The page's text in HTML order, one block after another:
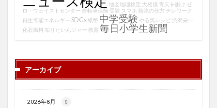
地図地理検定 大相撲 青天を衝け ゼ
ロ・ウェイストセンター 自転車保険 受験 スマホ 勉強の仕方 テレワーク
再生可能エネルギー SDGs紙幣 中学受験 やる気レシピ 渋沢栄一
化石燃料 知りたいんジャー 教育 毎日小学生新聞
アーカイブ
2026年8月 8